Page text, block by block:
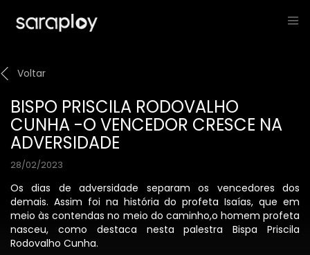
Voltar
BISPO PRISCILA RODOVALHO
CUNHA -O VENCEDOR CRESCE NA
ADVERSIDADE
28/02/2023
Os dias de adversidade separam os vencedores dos
demais. Assim foi na história do profeta Isaías, que em
meio às contendas no meio do caminho,o homem profeta
nasceu, como destaca nesta palestra Bispa Priscila
Rodovalho Cunha.